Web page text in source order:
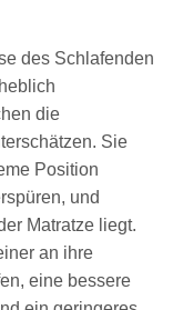
des Schlafenden
die
Sie
Position
und
Matratze liegt.
an ihre
eine bessere